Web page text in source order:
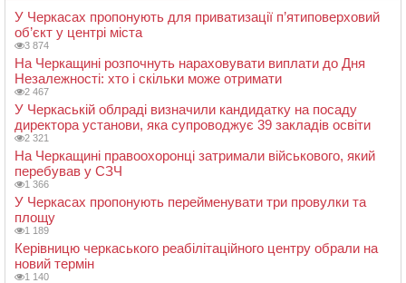
У Черкасах пропонують для приватизації п’ятиповерховий
об’єкт у центрі міста
3 874
На Черкащині розпочнуть нараховувати виплати до Дня
Незалежності: хто і скільки може отримати
2 467
У Черкаській облраді визначили кандидатку на посаду
директора установи, яка супроводжує 39 закладів освіти
2 321
На Черкащині правоохоронці затримали військового, який
перебував у СЗЧ
1 366
У Черкасах пропонують перейменувати три провулки та
площу
1 189
Керівницю черкаського реабілітаційного центру обрали на
новий термін
1 140